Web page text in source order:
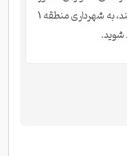
پروانه ساختمانی، از 18 بهمن تا 7 اسفند، به شهرداری منطقه 1